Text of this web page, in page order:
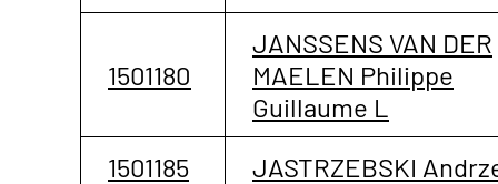
1501180
JANSSENS VAN DER
MAELEN Philippe
Guillaume L
1501185
JASTRZEBSKI